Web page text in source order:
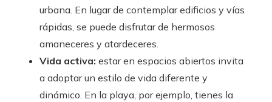
urbana. En lugar de contemplar edificios y vías
rápidas, se puede disfrutar de hermosos
amaneceres y atardeceres.
Vida activa: estar en espacios abiertos invita
a adoptar un estilo de vida diferente y
dinámico. En la playa, por ejemplo, tienes la